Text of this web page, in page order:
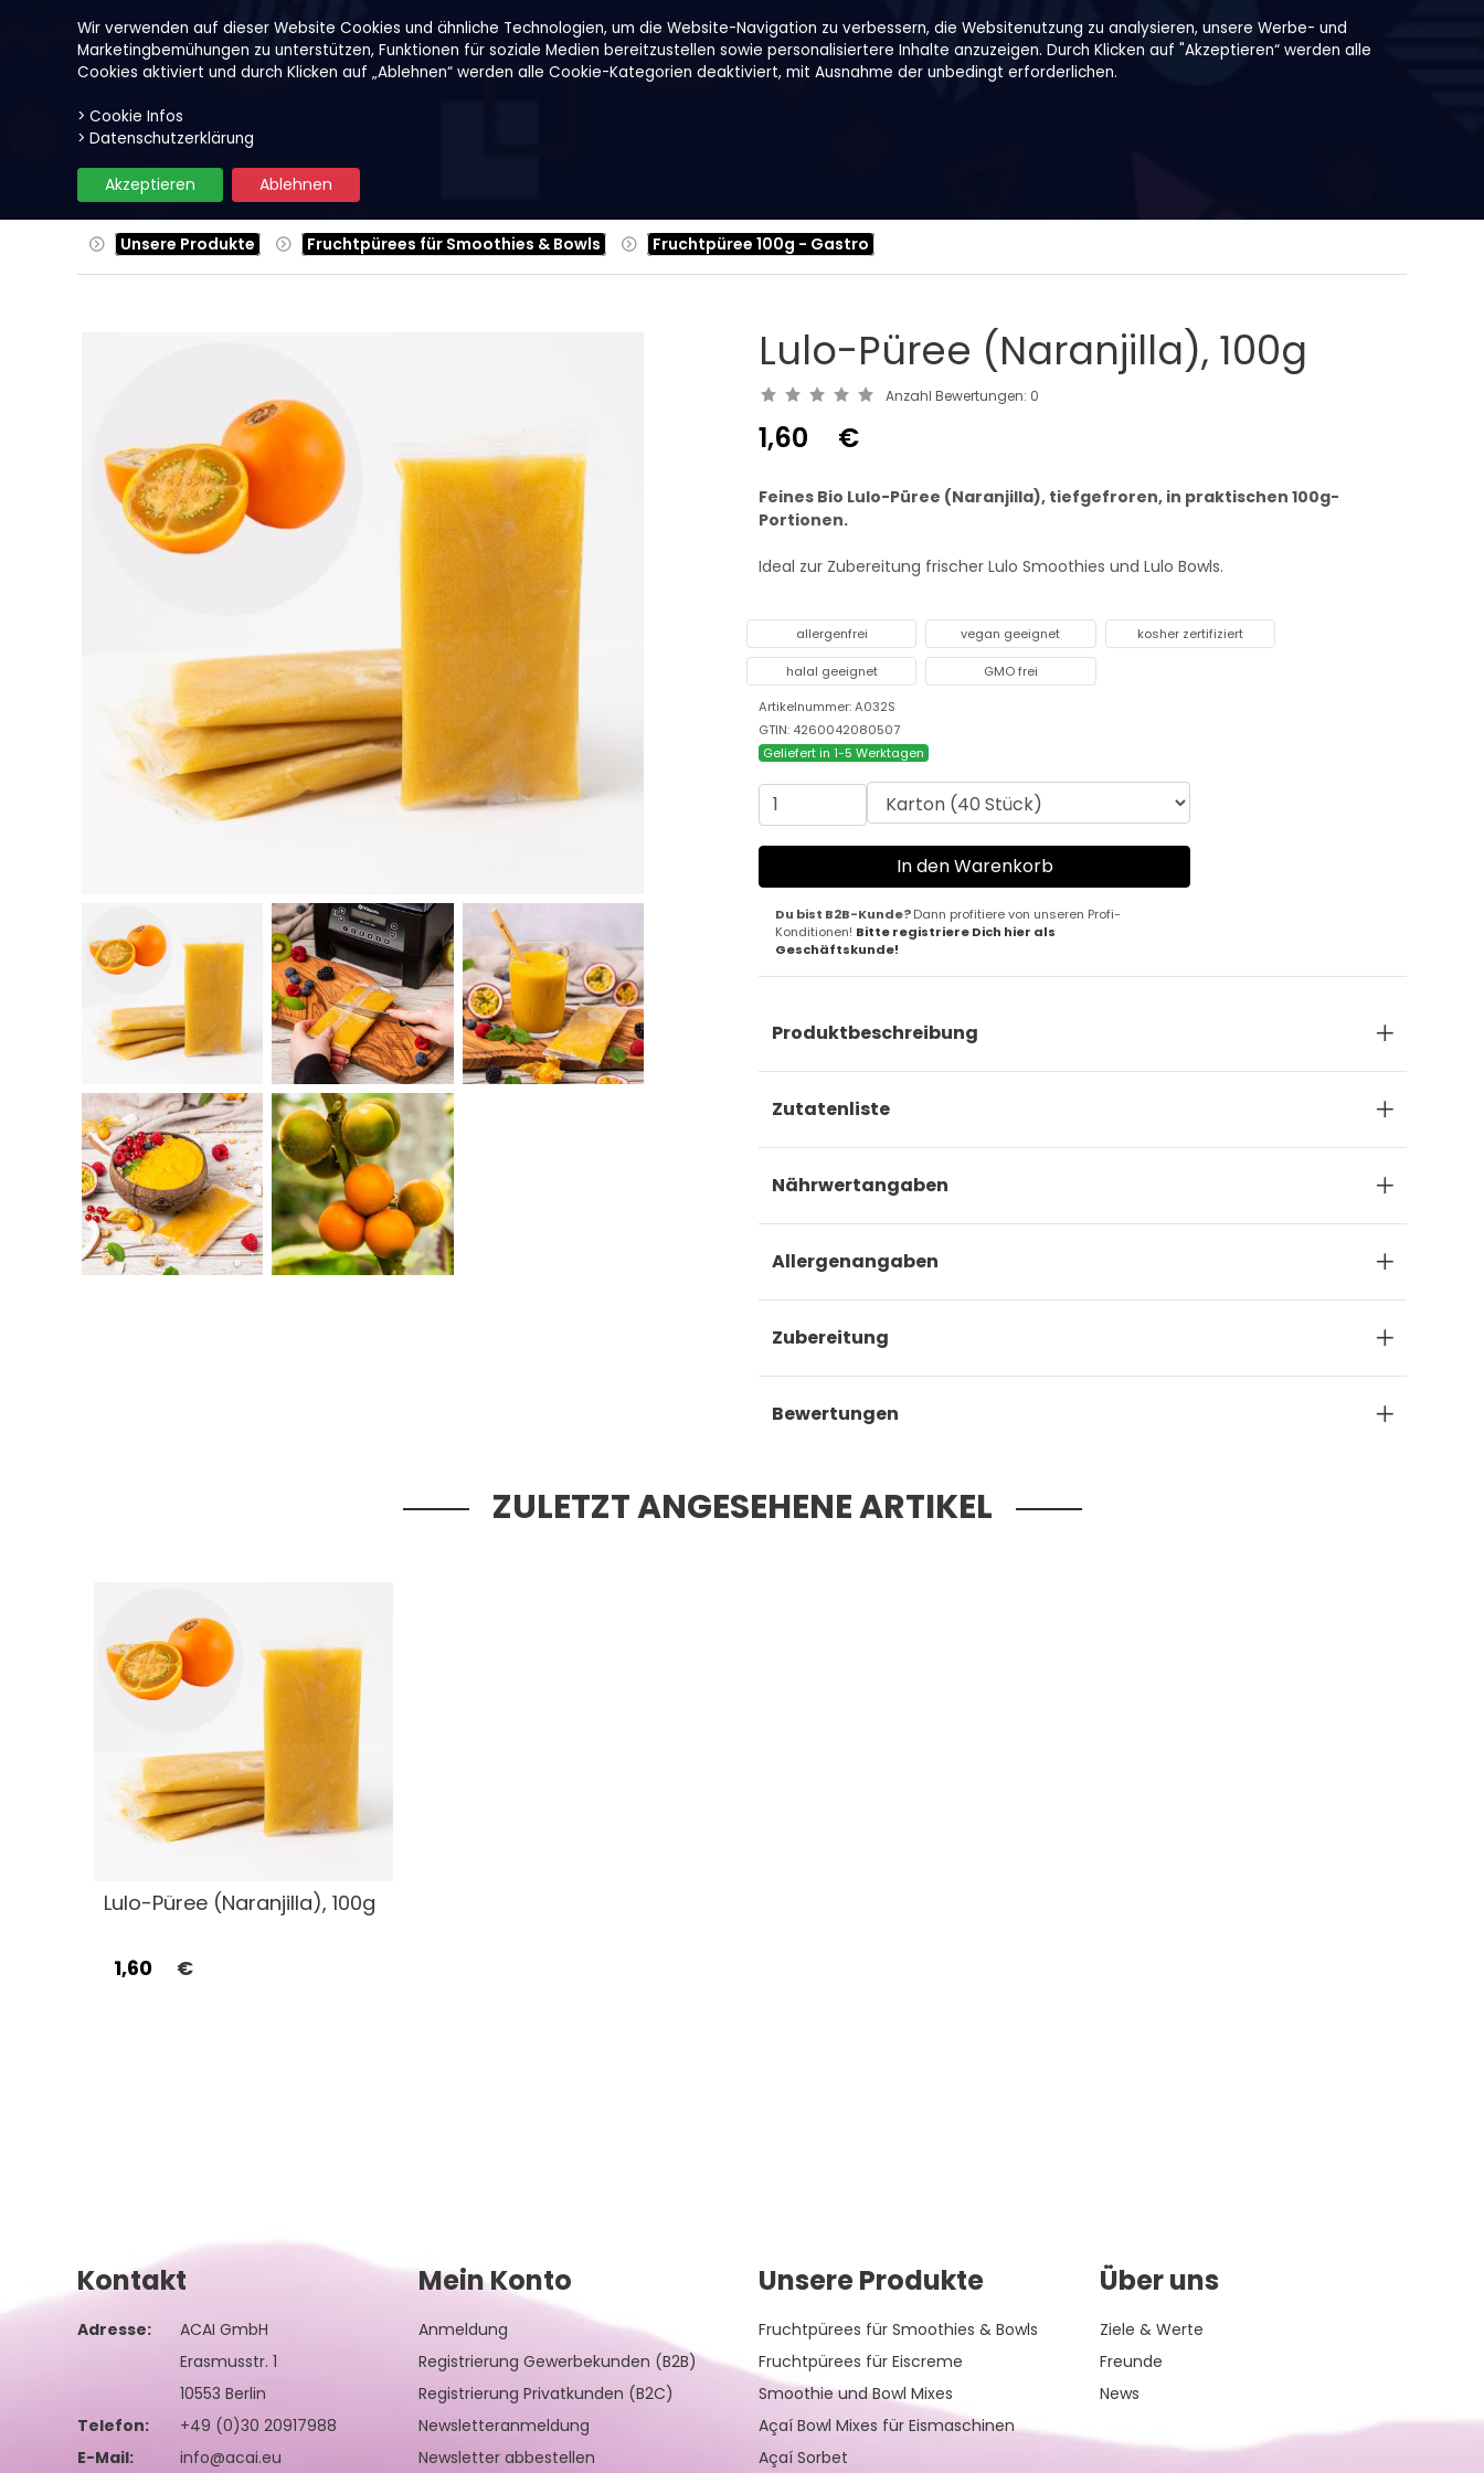
Wir verwenden auf dieser Website Cookies und ähnliche Technologien, um die Website-Navigation zu verbessern, die Websitenutzung zu analysieren, unsere Werbe- und
Marketingbemühungen zu unterstützen, Funktionen für soziale Medien bereitzustellen sowie personalisiertere Inhalte anzuzeigen. Durch Klicken auf "Akzeptieren“ werden alle
Cookies aktiviert und durch Klicken auf „Ablehnen“ werden alle Cookie-Kategorien deaktiviert, mit Ausnahme der unbedingt erforderlichen.
> Cookie Infos
> Datenschutzerklärung
Ablehnen
Akzeptieren
Unsere Produkte
Unsere Produkte Fruchtpürees für Smoothies & Bowls Fruchtpüree 100g - Gastro
Lulo-Püree (Naranjilla), 100g
Anzahl Bewertungen: 0
1,60 €
Feines Bio Lulo-Püree (Naranjilla), tiefgefroren, in praktischen 100g-
Portionen.
Ideal zur Zubereitung frischer Lulo Smoothies und Lulo Bowls.
allergenfrei vegan geeignet kosher zertifiziert
halal geeignet
GMO frei
Artikelnummer: A032S
GTIN: 4260042080507
Geliefert in 1-5 Werktagen
Du bist B2B-Kunde?Dann profitiere von unseren Profi-
Konditionen! Bitte registriere Dich hier als
Geschäftskunde!
Produktbeschreibung
Zutatenliste
Nährwertangaben
Allergenangaben
Zubereitung
Bewertungen
ZULETZT ANGESEHENE ARTIKEL
Lulo-Püree (Naranjilla), 100g
1,60 €
Kontakt
Adresse:
ACAI GmbH
Erasmusstr. 1
10553 Berlin
Telefon:
+49 (0)30 20917988
E-Mail:
info@acai.eu
Mein Konto
Anmeldung
Registrierung Gewerbekunden (B2B)
Registrierung Privatkunden (B2C)
Newsletteranmeldung
Newsletter abbestellen
Unsere Produkte
Fruchtpürees für Smoothies & Bowls
Fruchtpürees für Eiscreme
Smoothie und Bowl Mixes
Açaí Bowl Mixes für Eismaschinen
Açaí Sorbet
Über uns
Ziele & Werte
Freunde
News